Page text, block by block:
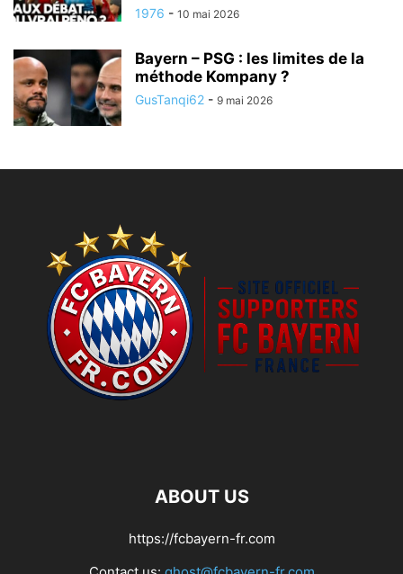
1976 - 10 mai 2026
Bayern – PSG : les limites de la
méthode Kompany ?
GusTanqi62 - 9 mai 2026
ABOUT US
https://fcbayern-fr.com